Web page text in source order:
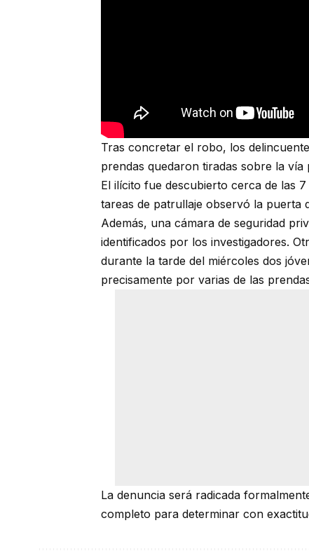
Tras concretar el robo, los
prendas quedaron tiradas sobre la vía
El ilícito fue descubierto cerca de las
tareas de patrullaje observó la puerta
Además, una cámara de seguridad
identificados por los investigadores.
durante la tarde del miércoles dos
precisamente por varias de las
La denuncia será radicada
completo para determinar con